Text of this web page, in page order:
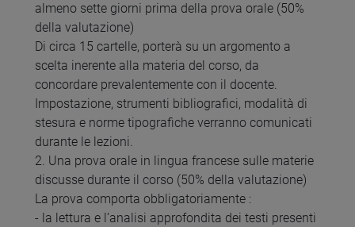
almeno sette giorni prima della prova orale (50%
della valutazione)
Di circa 15 cartelle, porterà su un argomento a
scelta inerente alla materia del corso, da
concordare prevalentemente con il docente.
Impostazione, strumenti bibliografici, modalità di
stesura e norme tipografiche verranno comunicati
durante le lezioni.
2. Una prova orale in lingua francese sulle materie
discusse durante il corso (50% della valutazione)
La prova comporta obbligatoriamente :
- la lettura e l’analisi approfondita dei testi presenti